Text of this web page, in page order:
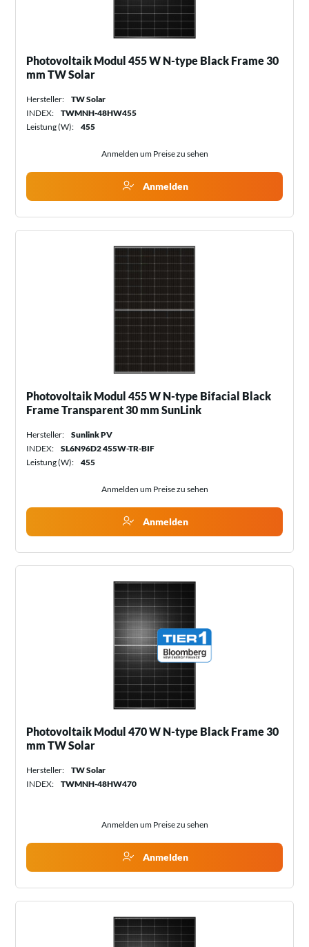
Photovoltaik Modul 455 W N-type Black Frame 30
mm TW Solar
Hersteller:
TW Solar
INDEX:
TWMNH-48HW455
Leistung (W):
455
Anmelden um Preise zu sehen
Anmelden
Photovoltaik Modul 455 W N-type Bifacial Black
Frame Transparent 30 mm SunLink
Hersteller:
Sunlink PV
INDEX:
SL6N96D2 455W-TR-BIF
Leistung (W):
455
Anmelden um Preise zu sehen
Anmelden
Photovoltaik Modul 470 W N-type Black Frame 30
mm TW Solar
Hersteller:
TW Solar
INDEX:
TWMNH-48HW470
Anmelden um Preise zu sehen
Anmelden